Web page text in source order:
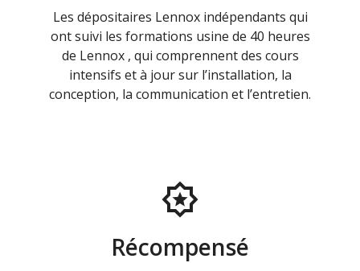
Les dépositaires Lennox indépendants qui
ont suivi les formations usine de 40 heures
de Lennox , qui comprennent des cours
intensifs et à jour sur l’installation, la
conception, la communication et l’entretien.
Récompensé